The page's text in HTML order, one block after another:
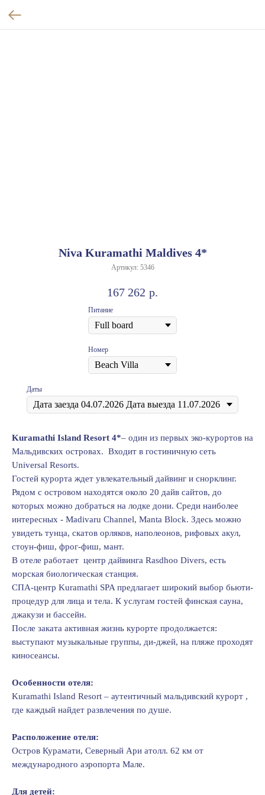
Niva Kuramathi Maldives 4*
Артикул: 5346
167 262 р.
Питание
Номер
Даты
Kuramathi Island Resоrt 4*– один из первых эко-курортов на
Мальдивских островах. Входит в гостиничную сеть
Universal Resоrts.
Гостей курорта ждет увлекательный дайвинг и снорклинг.
Рядом с островом находятся около 20 дайв сайтов, до
которых можно добраться на лодке дони. Среди наиболее
интересных - Madivaru Channel, Manta Blоck. Здесь можно
увидеть тунца, скатов орляков, наполеонов, рифовых акул,
стоун-фиш, фрог-фиш, мант.
В отеле работает центр дайвинга Rasdhоо Divers, есть
морская биологическая станция.
СПА-центр Kuramathi SPA предлагает широкий выбор бьюти-
процедур для лица и тела. К услугам гостей финская сауна,
джакузи и бассейн.
После заката активная жизнь курорте продолжается:
выступают музыкальные группы, ди-джей, на пляже проходят
киносеансы.
Особенности отеля:
Kuramathi Island Resоrt – аутентичный мальдивский курорт ,
где каждый найдет развлечения по душе.
Расположение отеля:
Остров Курамати, Северный Ари атолл. 62 км от
международного аэропорта Мале.
Для детей: